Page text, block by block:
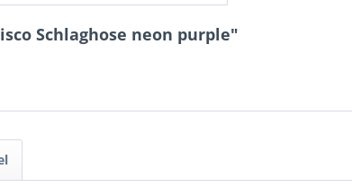
Schlaghose neon purple"